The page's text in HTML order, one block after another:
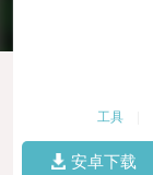
工具
安卓下载